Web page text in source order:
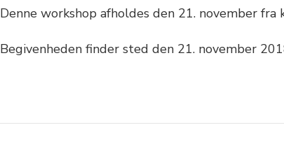
Denne workshop afholdes den 21. november
Begivenheden finder sted den 21. november